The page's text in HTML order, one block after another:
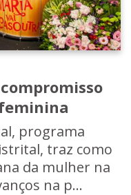
programa
traz como
da mulher na
na p...